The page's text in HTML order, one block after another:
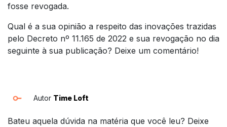
fosse revogada.
Qual é a sua opinião a respeito das inovações trazidas
pelo Decreto nº 11.165 de 2022 e sua revogação no dia
seguinte à sua publicação? Deixe um comentário!
Autor Time Loft
Bateu aquela dúvida na matéria que você leu? Deixe